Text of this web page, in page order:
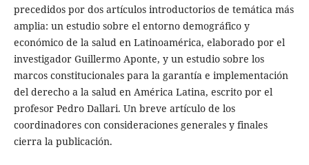
precedidos por dos artículos introductorios de temática más
amplia: un estudio sobre el entorno demográfico y
económico de la salud en Latinoamérica, elaborado por el
investigador Guillermo Aponte, y un estudio sobre los
marcos constitucionales para la garantía e implementación
del derecho a la salud en América Latina, escrito por el
profesor Pedro Dallari. Un breve artículo de los
coordinadores con consideraciones generales y finales
cierra la publicación.